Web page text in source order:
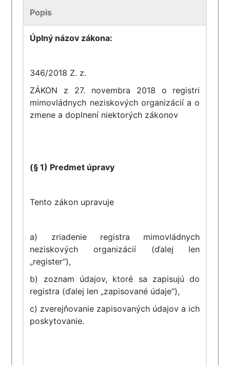
Popis
Úplný názov zákona:
346/2018 Z. z.
ZÁKON z 27. novembra 2018 o registri
mimovládnych neziskových organizácií a o
zmene a doplnení niektorých zákonov
(§ 1) Predmet úpravy
Tento zákon upravuje
a) zriadenie registra mimovládnych
neziskových organizácií (ďalej len
„register“),
b) zoznam údajov, ktoré sa zapisujú do
registra (ďalej len „zapisované údaje“),
c) zverejňovanie zapisovaných údajov a ich
poskytovanie.